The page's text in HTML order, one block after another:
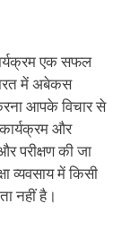
एक सफल
में अबेकस
आपके विचार से
और
परीक्षण की जा
व्यवसाय में किसी
नहीं है।